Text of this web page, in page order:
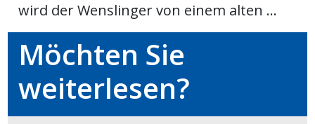
wird der Wenslinger von einem alten ...
Möchten Sie
weiterlesen?